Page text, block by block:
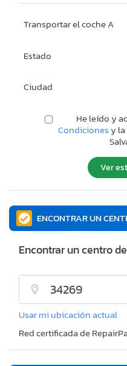
Transportar el coche A
Estado
Ciudad
He leído y
Condiciones y la
Ver
ENCONTRAR UN
Encontrar un centro
Usar mi ubicación actual
Red certificada de